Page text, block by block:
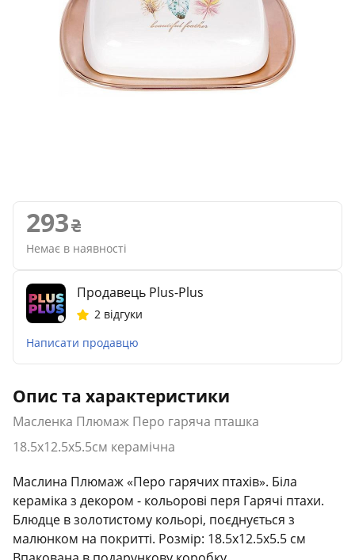
293
Немає в наявності
Продавець Plus-Plus
2 відгуки
Написати продавцю
Опис та характеристики
Масленка Плюмаж Перо гаряча пташка
18.5х12.5х5.5см керамічна
Маслина Плюмаж «Перо гарячих птахів». Біла
кераміка з декором - кольорові перя Гарячі птахи.
Блюдце в золотистому кольорі, поєднується з
малюнком на покритті. Розмір: 18.5х12.5х5.5 см